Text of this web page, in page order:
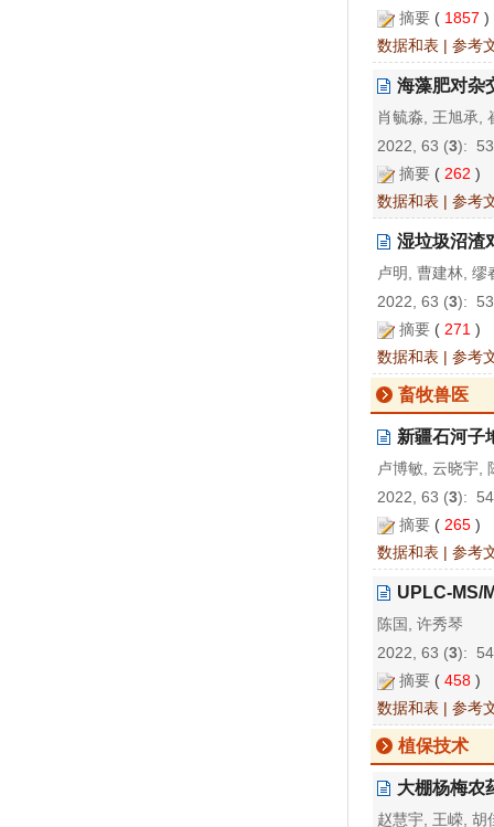
摘要 ( 1857
数据和表 | 参考
海藻肥对杂
肖毓淼, 王旭承,
2022, 63 (3):
摘要 ( 262 )
数据和表 | 参考
湿垃圾沼渣
卢明, 曹建林, 缪
2022, 63 (3):
摘要 ( 271 )
数据和表 | 参考
畜牧兽医
新疆石河子
卢博敏, 云晓宇,
2022, 63 (3):
摘要 ( 265 )
数据和表 | 参考
UPLC-MS/
陈国, 许秀琴
2022, 63 (3):
摘要 ( 458 )
数据和表 | 参考
植保技术
大棚杨梅农
赵慧宇, 王嵘, 胡